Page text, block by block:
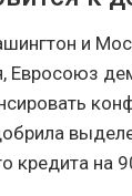
и
Евросоюз
кредита на